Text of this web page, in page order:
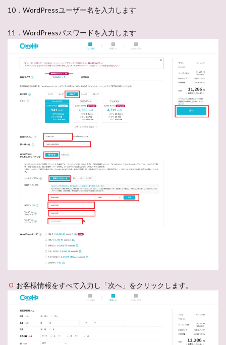
10．WordPressユーザー名を入力します
11．WordPressパスワードを入力します
お客様情報をすべて入力し「次へ」をクリックします。